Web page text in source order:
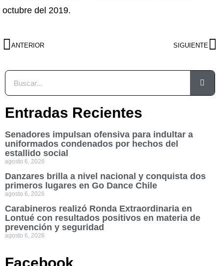
octubre del 2019.
ANTERIOR SIGUIENTE
Entradas Recientes
Senadores impulsan ofensiva para indultar a
uniformados condenados por hechos del
estallido social
agosto 6, 2026
Danzares brilla a nivel nacional y conquista dos
primeros lugares en Go Dance Chile
agosto 6, 2026
Carabineros realizó Ronda Extraordinaria en
Lontué con resultados positivos en materia de
prevención y seguridad
agosto 6, 2026